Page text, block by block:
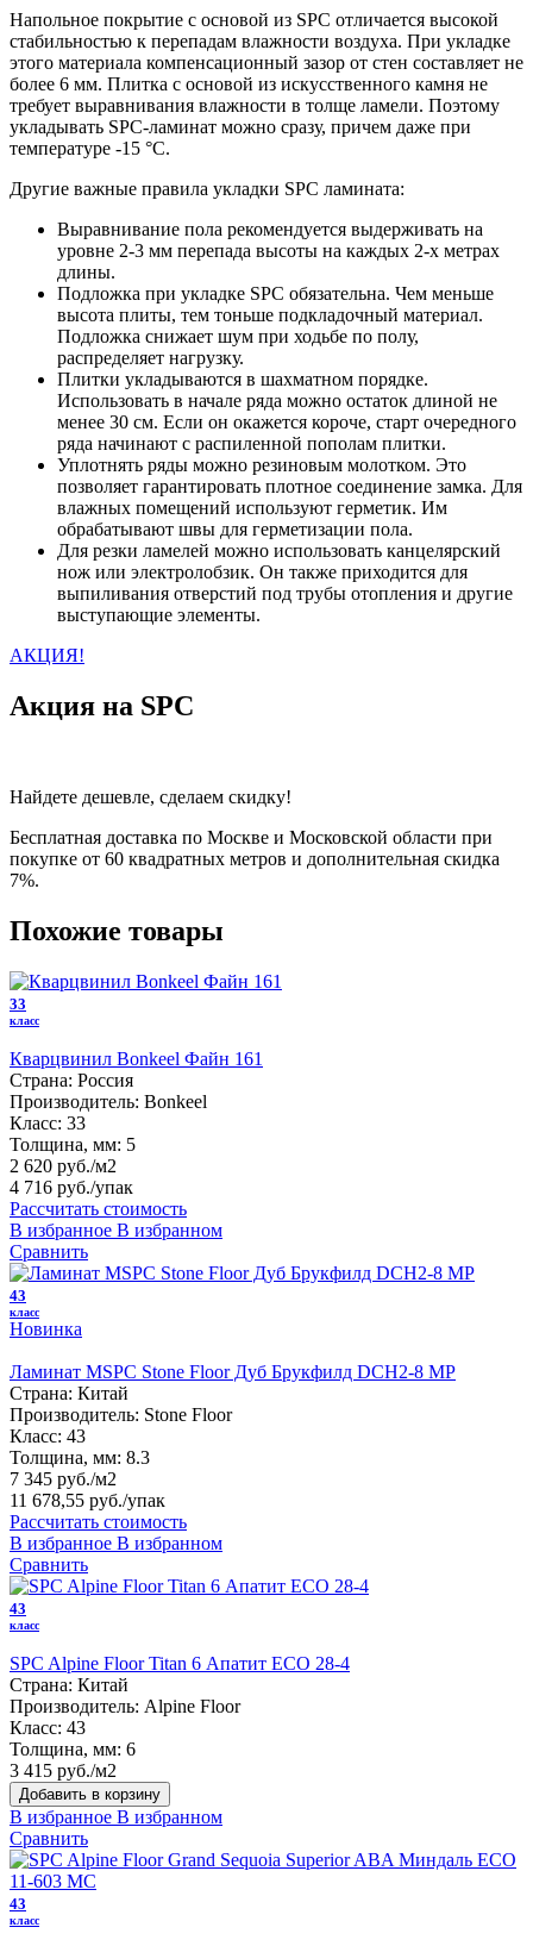
Напольное покрытие с основой из SPC отличается высокой
стабильностью к перепадам влажности воздуха. При укладке
этого материала компенсационный зазор от стен составляет не
более 6 мм. Плитка с основой из искусственного камня не
требует выравнивания влажности в толще ламели. Поэтому
укладывать SPC-ламинат можно сразу, причем даже при
температуре -15 °C.
Другие важные правила укладки SPC ламината:
Выравнивание пола рекомендуется выдерживать на
уровне 2-3 мм перепада высоты на каждых 2-х метрах
длины.
Подложка при укладке SPC обязательна. Чем меньше
высота плиты, тем тоньше подкладочный материал.
Подложка снижает шум при ходьбе по полу,
распределяет нагрузку.
Плитки укладываются в шахматном порядке.
Использовать в начале ряда можно остаток длиной не
менее 30 см. Если он окажется короче, старт очередного
ряда начинают с распиленной пополам плитки.
Уплотнять ряды можно резиновым молотком. Это
позволяет гарантировать плотное соединение замка. Для
влажных помещений используют герметик. Им
обрабатывают швы для герметизации пола.
Для резки ламелей можно использовать канцелярский
нож или электролобзик. Он также приходится для
выпиливания отверстий под трубы отопления и другие
выступающие элементы.
АКЦИЯ!
Акция на SPC
Найдете дешевле, сделаем скидку!
Бесплатная доставка по Москве и Московской области при
покупке от 60 квадратных метров и дополнительная скидка
7%.
Похожие товары
33
класс
Кварцвинил Bonkeel Файн 161
Страна: Россия
Производитель: Bonkeel
Класс: 33
Толщина, мм: 5
2 620 руб./м2
4 716 руб./упак
Рассчитать стоимость
В избранное В избранном
Сравнить
43
класс
Новинка
Ламинат MSPC Stone Floor Дуб Брукфилд DCH2-8 MР
Страна: Китай
Производитель: Stone Floor
Класс: 43
Толщина, мм: 8.3
7 345 руб./м2
11 678,55 руб./упак
Рассчитать стоимость
В избранное В избранном
Сравнить
43
класс
SPC Alpine Floor Titan 6 Апатит ЕСО 28-4
Страна: Китай
Производитель: Alpine Floor
Класс: 43
Толщина, мм: 6
3 415 руб./м2
Добавить в корзину
В избранное В избранном
Сравнить
43
класс